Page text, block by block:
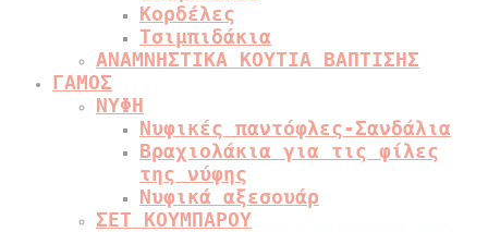
Κορδέλες
Τσιμπιδάκια
ΑΝΑΜΝΗΣΤΙΚΑ ΚΟΥΤΙΑ ΒΑΠΤΙΣΗΣ
ΓΑΜΟΣ
ΝΥΦΗ
Νυφικές παντόφλες-Σανδάλια
Βραχιολάκια για τις φίλες
της νύφης
Νυφικά αξεσουάρ
ΣΕΤ ΚΟΥΜΠΑΡΟΥ